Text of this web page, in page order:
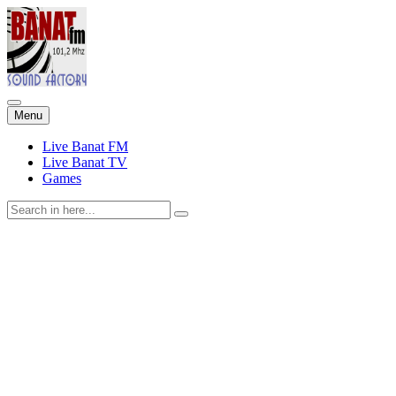
Menu Skip
to
content
Live Banat FM
Live Banat TV
Games
Search
for: